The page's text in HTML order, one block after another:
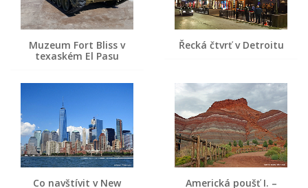
Muzeum Fort Bliss v
texaském El Pasu
Řecká čtvrť v Detroitu
Co navštívit v New
Americká poušť I. –